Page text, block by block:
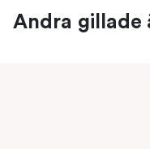
Andra gillade